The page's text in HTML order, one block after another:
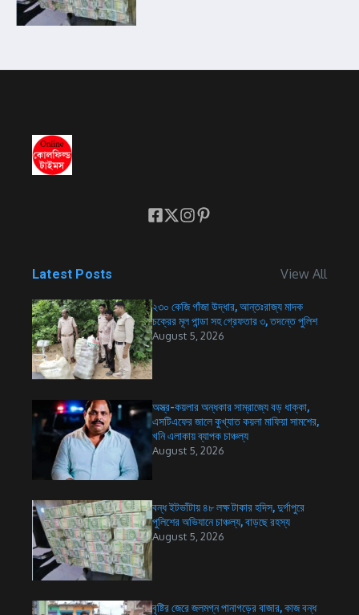
Latest Posts View All
২৩০ কেজি গাঁজা উদ্ধার, আন্তঃরাজ্য মাদক
চক্রের মূল পান্ডা সহ গ্রেফতার ৩, তদন্তে পুলিশ
August 5, 2026
অস্ত্র-কয়লার অন্ধকার সাম্রাজ্যে বড় ধাক্কা,
এসটিএফের জালে কুখ্যাত কয়লা মাফিয়া সামশের,
খনি এলাকায় ব্যাপক চাঞ্চল্য
August 5, 2026
বন্ধ ইটভাঁটায় ৪৮ লক্ষ টাকার হদিস, দুর্গাপুরে
পুলিশের অভিযানে চাঞ্চল্য, বাড়ছে রহস্য
August 5, 2026
বৃষ্টির জেরে জলমগ্ন পানাগড়ের বাজার, কাজ বন্ধ